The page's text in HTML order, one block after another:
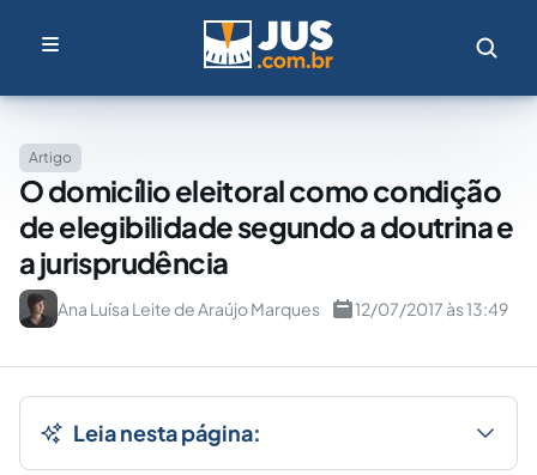
Artigo
O domicílio eleitoral como condição
de elegibilidade segundo a doutrina e
a jurisprudência
Ana Luísa Leite de Araújo Marques 12/07/2017 às 13:49
Leia nesta página: